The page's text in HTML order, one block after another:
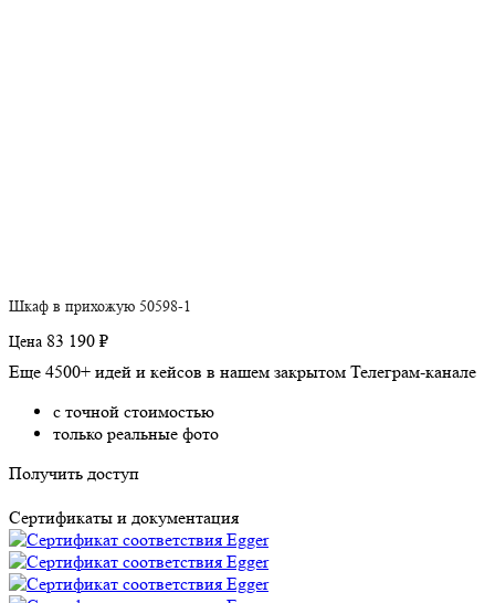
Шкаф в прихожую 50598-1
Цена 83 190 ₽
Еще 4500+ идей и кейсов в нашем закрытом Телеграм-канале
с точной стоимостью
только реальные фото
Получить доступ
Сертификаты и документация